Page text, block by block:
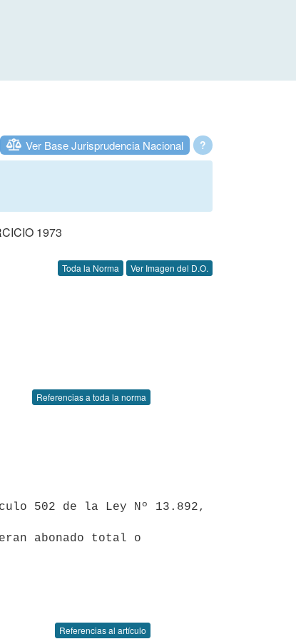
?
Ver Base Jurisprudencia Nacional
1973
Toda la Norma Ver Imagen del D.O.
Referencias a toda la norma
abonado total o
Referencias al artículo